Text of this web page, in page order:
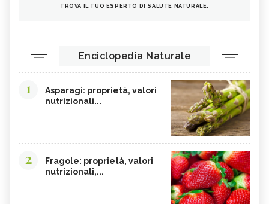
TROVA IL TUO ESPERTO DI SALUTE NATURALE.
Enciclopedia Naturale
1
Asparagi: proprietà, valori
nutrizionali...
2
Fragole: proprietà, valori
nutrizionali,...